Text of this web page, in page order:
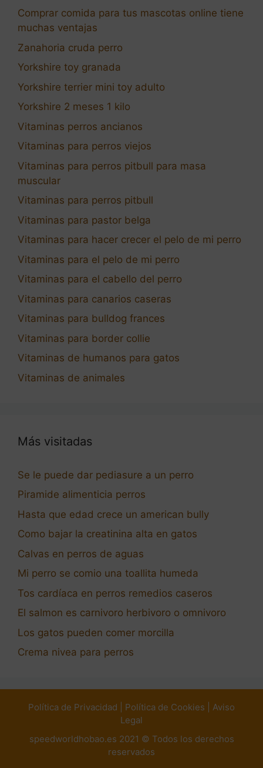
Comprar comida para tus mascotas online tiene
muchas ventajas
Zanahoria cruda perro
Yorkshire toy granada
Yorkshire terrier mini toy adulto
Yorkshire 2 meses 1 kilo
Vitaminas perros ancianos
Vitaminas para perros viejos
Vitaminas para perros pitbull para masa
muscular
Vitaminas para perros pitbull
Vitaminas para pastor belga
Vitaminas para hacer crecer el pelo de mi perro
Vitaminas para el pelo de mi perro
Vitaminas para el cabello del perro
Vitaminas para canarios caseras
Vitaminas para bulldog frances
Vitaminas para border collie
Vitaminas de humanos para gatos
Vitaminas de animales
Más visitadas
Se le puede dar pediasure a un perro
Piramide alimenticia perros
Hasta que edad crece un american bully
Como bajar la creatinina alta en gatos
Calvas en perros de aguas
Mi perro se comio una toallita humeda
Tos cardíaca en perros remedios caseros
El salmon es carnivoro herbivoro o omnivoro
Los gatos pueden comer morcilla
Crema nivea para perros
Política de Privacidad Política de Cookies
Aviso
Legal
speedworldhobao.es 2021 © Todos los derechos
reservados